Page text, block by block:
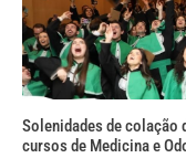
Solenidades de colação
cursos de Medicina e